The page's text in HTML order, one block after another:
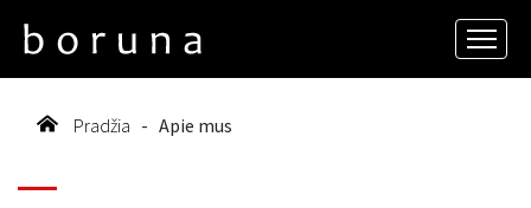
Pradžia - Apie mus